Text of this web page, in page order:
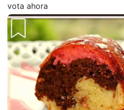
vota ahora
Anterior